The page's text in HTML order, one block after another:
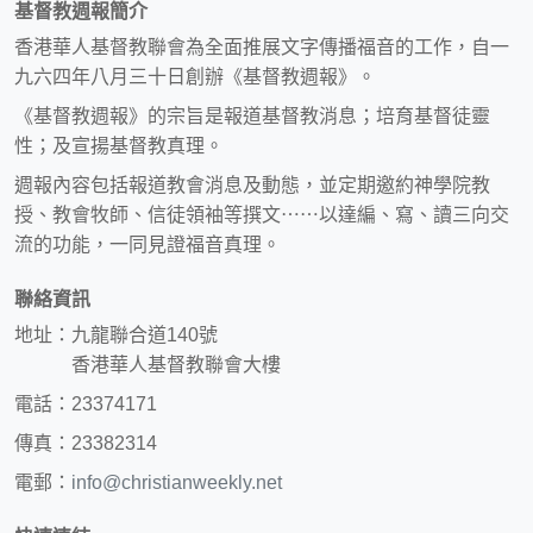
基督教週報簡介
香港華人基督教聯會為全面推展文字傳播福音的工作，自一
九六四年八月三十日創辦《基督教週報》。
《基督教週報》的宗旨是報道基督教消息；培育基督徒靈
性；及宣揚基督教真理。
週報內容包括報道教會消息及動態，並定期邀約神學院教
授、教會牧師、信徒領袖等撰文⋯⋯以達編、寫、讀三向交
流的功能，一同見證福音真理。
聯絡資訊
地址：九龍聯合道140號
香港華人基督教聯會大樓
電話：23374171
傳真：23382314
電郵： info@christianweekly.net